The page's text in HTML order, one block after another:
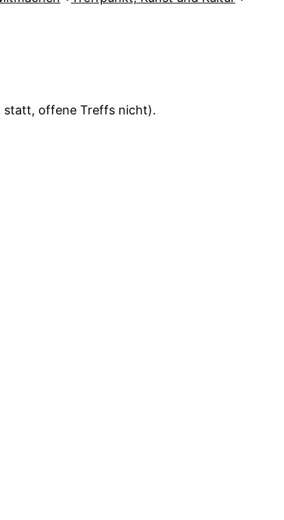
statt, offene Treffs nicht).